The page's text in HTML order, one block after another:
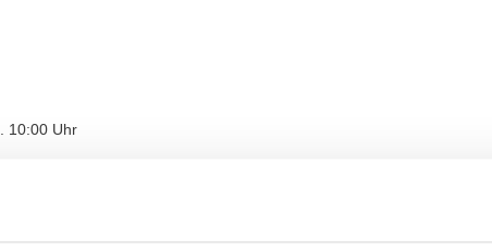
10:00 Uhr